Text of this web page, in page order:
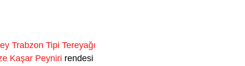
Trabzon Tipi Tereyağı
Kaşar Peyniri rendesi